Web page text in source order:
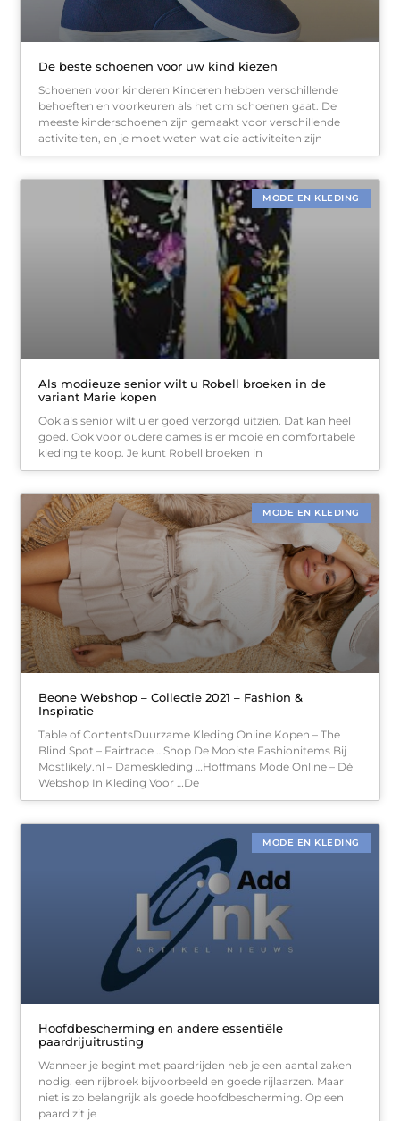
De beste schoenen voor uw kind kiezen
Schoenen voor kinderen Kinderen hebben verschillende
behoeften en voorkeuren als het om schoenen gaat. De
meeste kinderschoenen zijn gemaakt voor verschillende
activiteiten, en je moet weten wat die activiteiten zijn
MODE EN KLEDING
Als modieuze senior wilt u Robell broeken in de
variant Marie kopen
Ook als senior wilt u er goed verzorgd uitzien. Dat kan heel
goed. Ook voor oudere dames is er mooie en comfortabele
kleding te koop. Je kunt Robell broeken in
MODE EN KLEDING
Beone Webshop – Collectie 2021 – Fashion &
Inspiratie
Table of ContentsDuurzame Kleding Online Kopen – The
Blind Spot – Fairtrade …Shop De Mooiste Fashionitems Bij
Mostlikely.nl – Dameskleding …Hoffmans Mode Online – Dé
Webshop In Kleding Voor …De
MODE EN KLEDING
Hoofdbescherming en andere essentiële
paardrijuitrusting
Wanneer je begint met paardrijden heb je een aantal zaken
nodig. een rijbroek bijvoorbeeld en goede rijlaarzen. Maar
niet is zo belangrijk als goede hoofdbescherming. Op een
paard zit je